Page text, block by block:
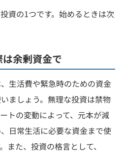
資の1つです。始めるときは次
余剰資金で
生活費や緊急時のための資金
ましょう。無理な投資は禁物
トの変動によって、元本が減
日常生活に必要な資金まで使
また、投資の格言として、